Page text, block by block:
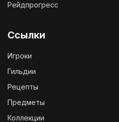
Рейдпрогресс
Ссылки
Игроки
Гильдии
Рецепты
Предметы
Коллекции